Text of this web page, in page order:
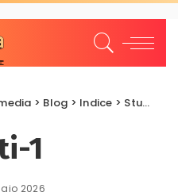
> Blog > Indice > Studi e Ricerche
1
2026